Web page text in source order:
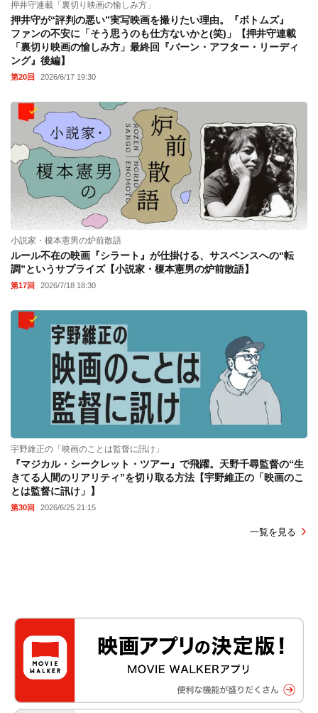
押井守連載「裏切り映画の愉しみ方」
押井守が“評判の悪い”実写映画を撮りたい理由。『ボトムズ』
ファンの不安に「そう思うのも仕方ないかと(笑)」【押井守連載
「裏切り映画の愉しみ方」最終回『バーン・アフター・リーディ
ング』後編】
第20回 2026/6/17 19:30
小説家・榎本憲男の炉前散語
ルール不在の映画『シラート』が仕掛ける、サスペンスへの“転
調”というサプライズ【小説家・榎本憲男の炉前散語】
第17回 2026/7/18 18:30
宇野維正の「映画のことは監督に訊け」
『マジカル・シークレット・ツアー』で飛躍。天野千尋監督の“生
きてる人間のリアリティ”を切り取る方法【宇野維正の「映画のこ
とは監督に訊け」】
第30回 2026/6/25 21:15
一覧を見る